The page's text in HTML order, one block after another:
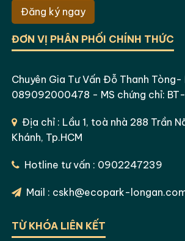
Đăng ký ngay
ĐƠN VỊ PHÂN PHỐI CHÍNH THỨC
Chuyên Gia Tư Vấn Đỗ Thanh Tòng-
089092000478 - MS chứng chỉ:
Địa chỉ : Lầu 1, toà nhà 288 Trần
Khánh, Tp.HCM
Hotline tư vấn : 0902247239
Mail : cskh@ecopark-
TỪ KHÓA LIÊN KẾT